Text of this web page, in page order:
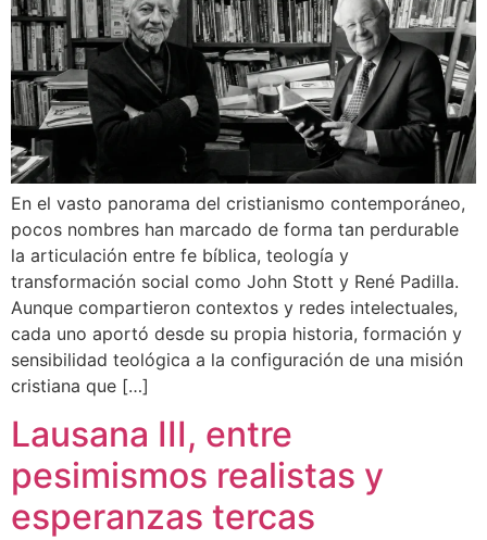
En el vasto panorama del cristianismo contemporáneo,
pocos nombres han marcado de forma tan perdurable
la articulación entre fe bíblica, teología y
transformación social como John Stott y René Padilla.
Aunque compartieron contextos y redes intelectuales,
cada uno aportó desde su propia historia, formación y
sensibilidad teológica a la configuración de una misión
cristiana que […]
Lausana III, entre
pesimismos realistas y
esperanzas tercas